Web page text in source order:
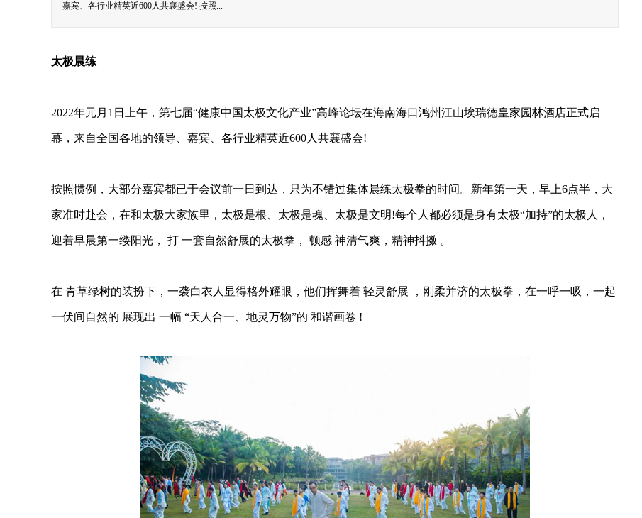
嘉宾、各行业精英近600人共襄盛会! 按照...
太极晨练
2022年元月1日上午，第七届“健康中国太极文化产业”高峰论坛在海南海口鸿州江山埃瑞德皇家园林酒店正式启
幕，来自全国各地的领导、嘉宾、各行业精英近600人共襄盛会!
按照惯例，大部分嘉宾都已于会议前一日到达，只为不错过集体晨练太极拳的时间。新年第一天，早上6点半，大
家准时赴会，在和太极大家族里，太极是根、太极是魂、太极是文明!每个人都必须是身有太极“加持”的太极人，
迎着早晨第一缕阳光， 打 一套自然舒展的太极拳， 顿感 神清气爽，精神抖擞 。
在 青草绿树的装扮下，一袭白衣人显得格外耀眼，他们挥舞着 轻灵舒展 ，刚柔并济的太极拳，在一呼一吸，一起
一伏间自然的 展现出 一幅 “天人合一、地灵万物”的 和谐画卷 !